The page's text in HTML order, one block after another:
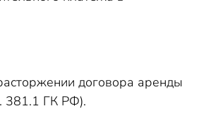
договора аренды
381.1 ГК РФ).